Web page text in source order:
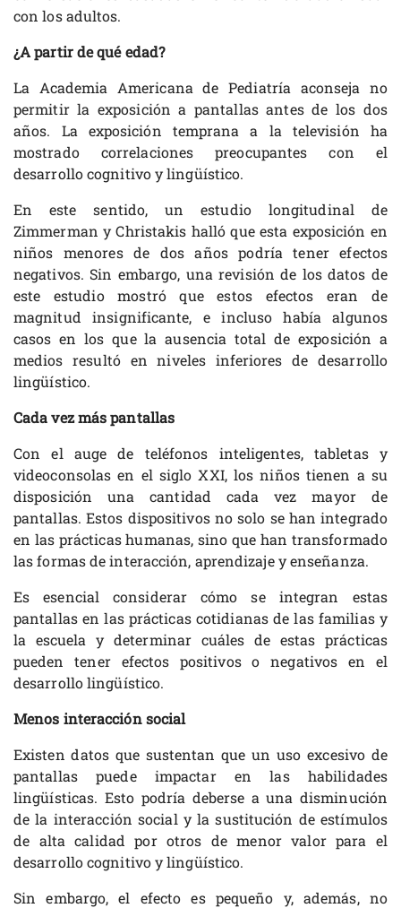
con los adultos.
¿A partir de qué edad?
La Academia Americana de Pediatría aconseja no
permitir la exposición a pantallas antes de los dos
años. La exposición temprana a la televisión ha
mostrado correlaciones preocupantes con el
desarrollo cognitivo y lingüístico.
En este sentido, un estudio longitudinal de
Zimmerman y Christakis halló que esta exposición en
niños menores de dos años podría tener efectos
negativos. Sin embargo, una revisión de los datos de
este estudio mostró que estos efectos eran de
magnitud insignificante, e incluso había algunos
casos en los que la ausencia total de exposición a
medios resultó en niveles inferiores de desarrollo
lingüístico.
Cada vez más pantallas
Con el auge de teléfonos inteligentes, tabletas y
videoconsolas en el siglo XXI, los niños tienen a su
disposición una cantidad cada vez mayor de
pantallas. Estos dispositivos no solo se han integrado
en las prácticas humanas, sino que han transformado
las formas de interacción, aprendizaje y enseñanza.
Es esencial considerar cómo se integran estas
pantallas en las prácticas cotidianas de las familias y
la escuela y determinar cuáles de estas prácticas
pueden tener efectos positivos o negativos en el
desarrollo lingüístico.
Menos interacción social
Existen datos que sustentan que un uso excesivo de
pantallas puede impactar en las habilidades
lingüísticas. Esto podría deberse a una disminución
de la interacción social y la sustitución de estímulos
de alta calidad por otros de menor valor para el
desarrollo cognitivo y lingüístico.
Sin embargo, el efecto es pequeño y, además, no